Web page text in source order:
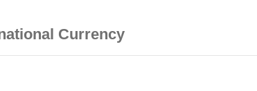
Currency